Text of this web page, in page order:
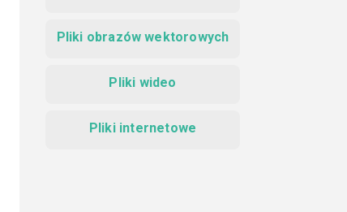
Pliki obrazów wektorowych
Pliki wideo
Pliki internetowe